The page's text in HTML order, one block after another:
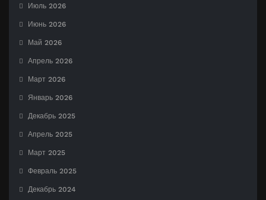
Июль 2026
Июнь 2026
Май 2026
Апрель 2026
Март 2026
Январь 2026
Декабрь 2025
Апрель 2025
Март 2025
Февраль 2025
Декабрь 2024